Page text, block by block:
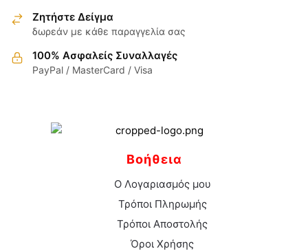
στη
σελίδα
προϊόντος
Ζητήστε Δείγμα
δωρεάν με κάθε παραγγελία σας
100% Ασφαλείς Συναλλαγές
PayPal / MasterCard / Visa
Βοήθεια
Ο Λογαριασμός μου
Τρόποι Πληρωμής
Τρόποι Αποστολής
Όροι Χρήσης